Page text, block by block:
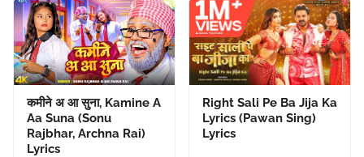
कमीने अ आ सुना, Kamine A
Aa Suna (Sonu
Rajbhar, Archna Rai)
Lyrics
Right Sali Pe Ba Jija Ka
Lyrics (Pawan Sing)
Lyrics